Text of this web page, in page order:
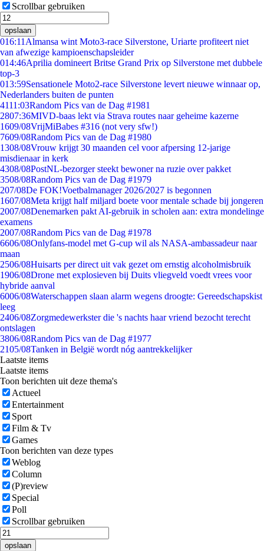
Scrollbar gebruiken
opslaan
016:11 Almansa wint Moto3-race Silverstone, Uriarte profiteert niet
van afwezige kampioenschapsleider
014:46Aprilia domineert Britse Grand Prix op Silverstone met dubbele
top-3
013:59Sensationele Moto2-race Silverstone levert nieuwe winnaar op,
Nederlanders buiten de punten
4111:03Random Pics van de Dag #1981
2807:36MIVD-baas lekt via Strava routes naar geheime kazerne
1609/08VrijMiBabes #316 (not very sfw!)
7609/08Random Pics van de Dag #1980
1308/08Vrouw krijgt 30 maanden cel voor afpersing 12-jarige
misdienaar in kerk
4308/08PostNL-bezorger steekt bewoner na ruzie over pakket
3508/08Random Pics van de Dag #1979
207/08De FOK!Voetbalmanager 2026/2027 is begonnen
1607/08Meta krijgt half miljard boete voor mentale schade bij jongeren
2007/08Denemarken pakt AI-gebruik in scholen aan: extra mondelinge
examens
2007/08Random Pics van de Dag #1978
6606/08Onlyfans-model met G-cup wil als NASA-ambassadeur naar
maan
2506/08Huisarts per direct uit vak gezet om ernstig alcoholmisbruik
1906/08Drone met explosieven bij Duits vliegveld voedt vrees voor
hybride aanval
6006/08Waterschappen slaan alarm wegens droogte: Gereedschapskist
leeg
2406/08Zorgmedewerkster die 's nachts haar vriend bezocht terecht
ontslagen
3806/08Random Pics van de Dag #1977
2105/08Tanken in België wordt nóg aantrekkelijker
Laatste items
Laatste items
Toon berichten uit deze thema's
Actueel
Entertainment
Sport
Film & Tv
Games
Toon berichten van deze types
Weblog
Column
(P)review
Special
Poll
Scrollbar gebruiken
opslaan